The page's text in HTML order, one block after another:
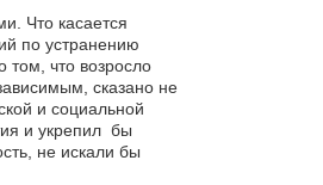
Что касается
по устранению
том, что возросло
сказано не
и социальной
и укрепил бы
не искали бы